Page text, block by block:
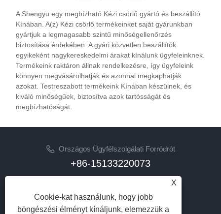
A Shengyu egy megbízható Kézi csörlő gyártó és beszállító
Kínában. A(z) Kézi csörlő termékeinket saját gyárunkban
gyártjuk a legmagasabb szintű minőségellenőrzés
biztosítása érdekében. A gyári közvetlen beszállítók
egyikeként nagykereskedelmi árakat kínálunk ügyfeleinknek.
Termékeink raktáron állnak rendelkezésre, így ügyfeleink
könnyen megvásárolhatják és azonnal megkaphatják
azokat. Testreszabott termékeink Kínában készülnek, és
kiváló minőségűek, biztosítva azok tartósságát és
megbízhatóságát.
Országos Ügyfélszolgálati Forródrót
+86-15133220073
sherry@syhoist.com
X
Cookie-kat használunk, hogy jobb
böngészési élményt kínáljunk, elemezzük a